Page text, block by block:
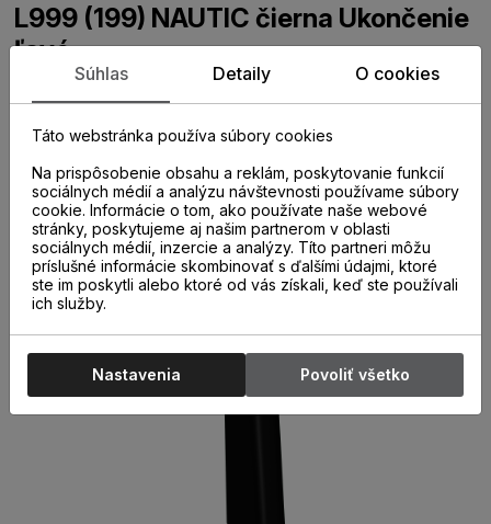
L999 (199) NAUTIC čierna Ukončenie
ľavé
Plastové prvky k parketovým lištám. Rohy, spojky a
správne a kvalitne nainštalovaných parketových líšt. Ich
použitie nielen urýchľuje montáž líšt, ale aj chráni miesta
spojov pred poškodením.
Súhlas Detaily O cookies
Táto webstránka používa súbory cookies
Na prispôsobenie obsahu a reklám, poskytovanie funkcií
sociálnych médií a analýzu návštevnosti používame súbory
cookie. Informácie o tom, ako používate naše webové
stránky, poskytujeme aj našim partnerom v oblasti
sociálnych médií, inzercie a analýzy. Títo partneri môžu
príslušné informácie skombinovať s ďalšími údajmi, ktoré
ste im poskytli alebo ktoré od vás získali, keď ste používali
ich služby.
Nastavenia Povoliť všetko